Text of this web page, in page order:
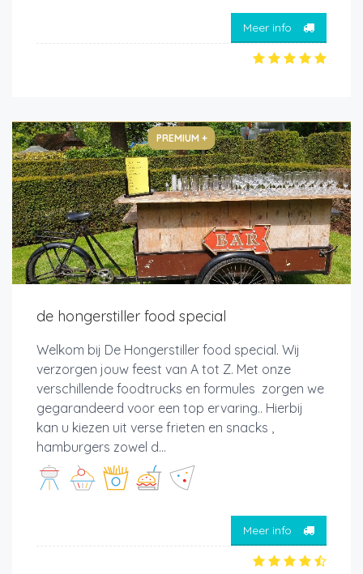
Meer info
PREMIUM +
de hongerstiller food special
Welkom bij De Hongerstiller food special. Wij
verzorgen jouw feest van A tot Z. Met onze
verschillende foodtrucks en formules zorgen we
gegarandeerd voor een top ervaring.. Hierbij
kan u kiezen uit verse frieten en snacks ,
hamburgers zowel d...
Meer info